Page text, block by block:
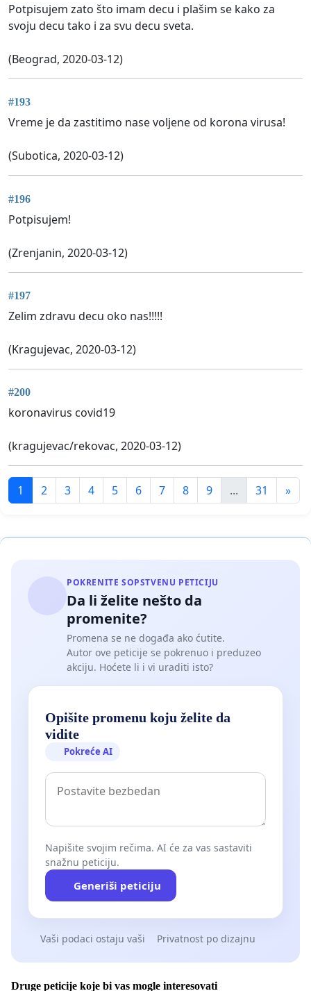
Potpisujem zato što imam decu i plašim se kako za
svoju decu tako i za svu decu sveta.
(Beograd, 2020-03-12)
#193
Vreme je da zastitimo nase voljene od korona virusa!
(Subotica, 2020-03-12)
#196
Potpisujem!
(Zrenjanin, 2020-03-12)
#197
Zelim zdravu decu oko nas!!!!!
(Kragujevac, 2020-03-12)
#200
koronavirus covid19
(kragujevac/rekovac, 2020-03-12)
1 2 3 4 5 6 7 8 9 ... 31 »
POKRENITE SOPSTVENU PETICIJU
Da li želite nešto da
promenite?
Promena se ne događa ako ćutite.
Autor ove peticije se pokrenuo i preduzeo
akciju. Hoćete li i vi uraditi isto?
Opišite promenu koju želite da
vidite
Pokreće AI
Napišite svojim rečima. AI će za vas sastaviti
snažnu peticiju.
Generiši peticiju
Vaši podaci ostaju vaši Privatnost po dizajnu
Druge peticije koje bi vas mogle interesovati